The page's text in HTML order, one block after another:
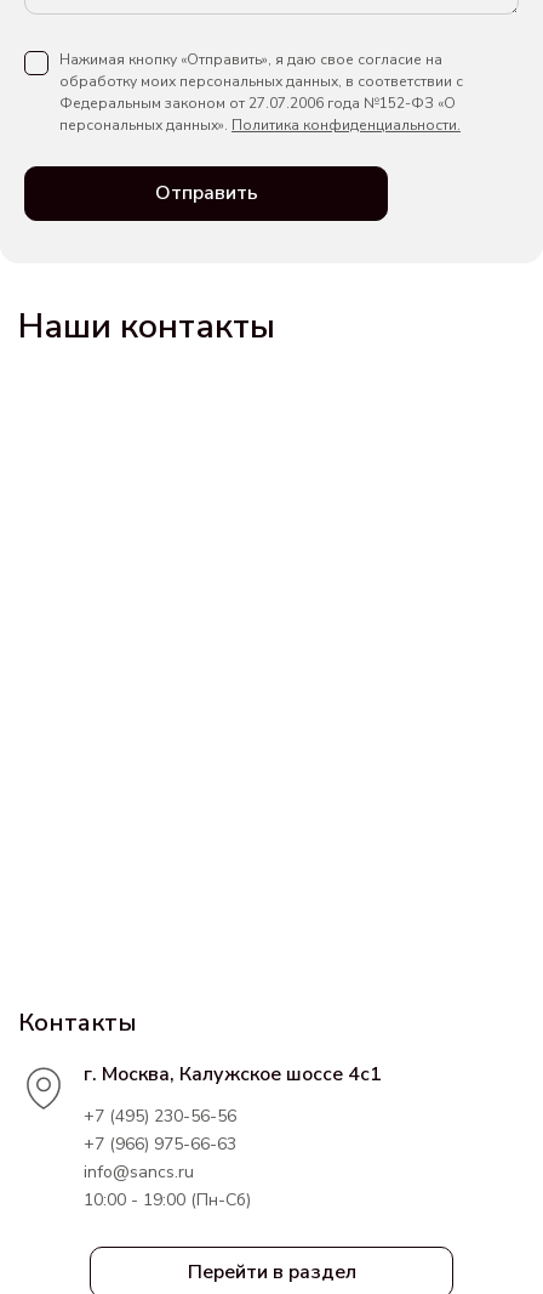
Нажимая кнопку «Отправить», я даю свое согласие на
обработку моих персональных данных, в соответствии с
Федеральным законом от 27.07.2006 года №152-ФЗ «О
персональных данных». Политика конфиденциальности.
Отправить
Наши контакты
Перейти в раздел
Контакты
г. Москва, Калужское шоссе 4с1
+7 (495) 230-56-56
+7 (966) 975-66-63
info@sancs.ru
10:00 - 19:00 (Пн-Сб)